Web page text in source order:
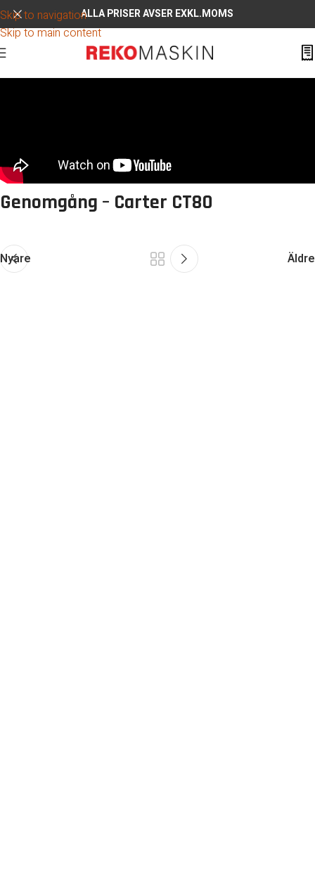
Skip to navigation
Skip to main content
ALLA PRISER AVSER EXKL.MOMS
Genomgång – Carter CT80
Nyare Äldre